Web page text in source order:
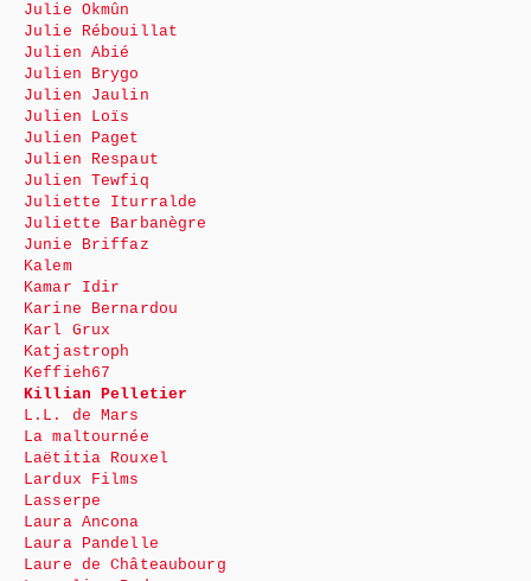
Julie Okmûn
Julie Rébouillat
Julien Abié
Julien Brygo
Julien Jaulin
Julien Loïs
Julien Paget
Julien Respaut
Julien Tewfiq
Juliette Iturralde
Juliette Barbanègre
Junie Briffaz
Kalem
Kamar Idir
Karine Bernardou
Karl Grux
Katjastroph
Keffieh67
Killian Pelletier
L.L. de Mars
La maltournée
Laëtitia Rouxel
Lardux Films
Lasserpe
Laura Ancona
Laura Pandelle
Laure de Châteaubourg